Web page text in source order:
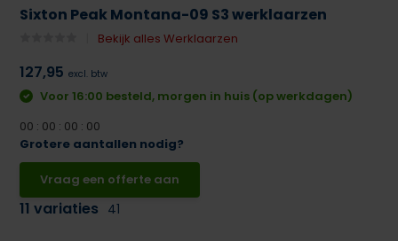
Sixton Peak Montana-09 S3 werklaarzen
Bekijk alles Werklaarzen
127,95 excl. btw
Voor 16:00 besteld, morgen in huis (op werkdagen)
00 : 00 : 00 : 00
Grotere aantallen nodig?
Vraag een offerte aan
11 variaties 41